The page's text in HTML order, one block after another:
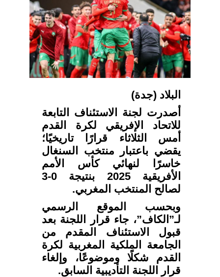
البلاد (جدة)
أصدرت لجنة الاستئناف التابعة
للاتحاد الإفريقي لكرة القدم
أمس الثلاثاء قرارًا تاريخيًا؛
يقضي باعتبار منتخب السنغال
خاسرًا لنهائي كأس الأمم
الأفريقية 2025 بنتيجة 0-3
لصالح المنتخب المغربي.
وبحسب الموقع الرسمي
لـ”الكاف”، جاء قرار اللجنة بعد
قبول الاستئناف المقدم من
الجامعة الملكية المغربية لكرة
القدم شكلًا وموضوعًا، وإلغاء
قرار اللجنة التأديبية السابق.